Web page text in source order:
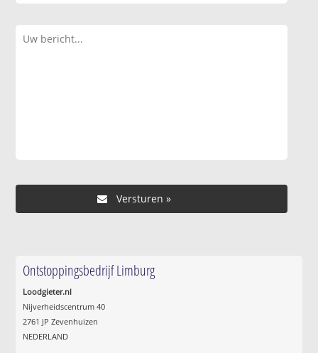
Ontstoppingsbedrijf Limburg
Loodgieter.nl
Nijverheidscentrum 40
2761 JP Zevenhuizen
NEDERLAND